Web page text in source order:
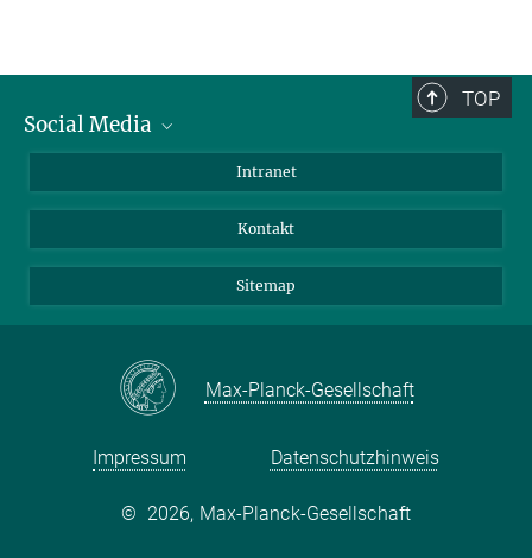
TOP
Social Media
LinkedIn
Intranet
Kontakt
Sitemap
Max-Planck-Gesellschaft
Impressum Datenschutzhinweis
© 2026, Max-Planck-Gesellschaft